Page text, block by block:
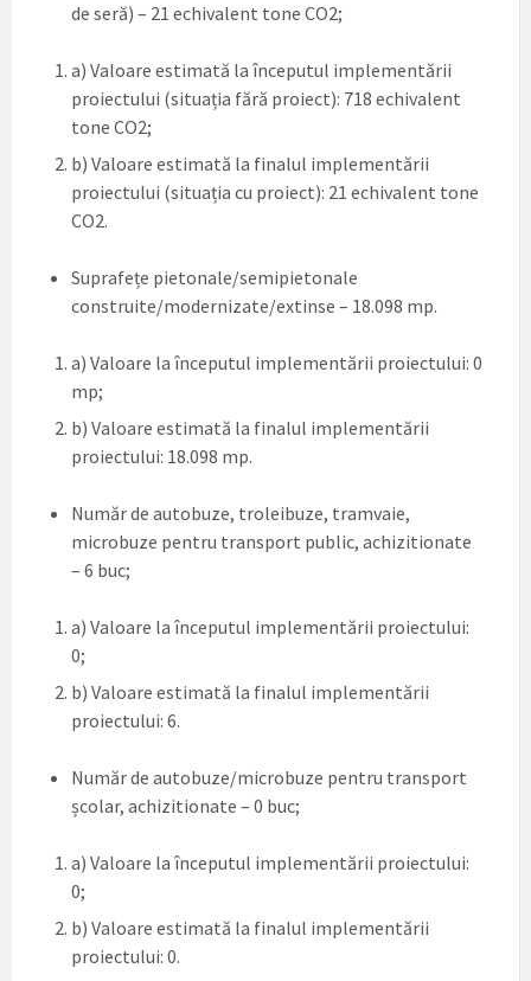
de seră) – 21 echivalent tone CO2;
a) Valoare estimată la începutul implementării
proiectului (situația fără proiect): 718 echivalent
tone CO2;
b) Valoare estimată la finalul implementării
proiectului (situația cu proiect): 21 echivalent tone
CO2.
Suprafețe pietonale/semipietonale
construite/modernizate/extinse – 18.098 mp.
a) Valoare la începutul implementării proiectului: 0
mp;
b) Valoare estimată la finalul implementării
proiectului: 18.098 mp.
Număr de autobuze, troleibuze, tramvaie,
microbuze pentru transport public, achizitionate
– 6 buc;
a) Valoare la începutul implementării proiectului:
0;
b) Valoare estimată la finalul implementării
proiectului: 6.
Număr de autobuze/microbuze pentru transport
școlar, achizitionate – 0 buc;
a) Valoare la începutul implementării proiectului:
0;
b) Valoare estimată la finalul implementării
proiectului: 0.